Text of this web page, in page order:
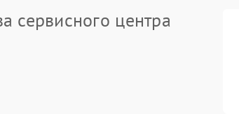
сервисного центра